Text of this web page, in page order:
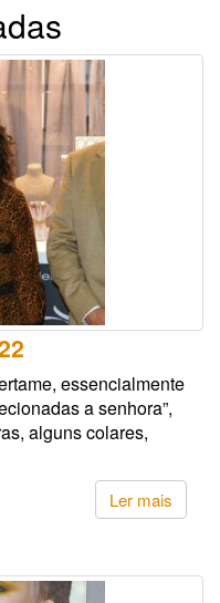
essencialmente
a senhora”,
alguns colares,
Ler mais